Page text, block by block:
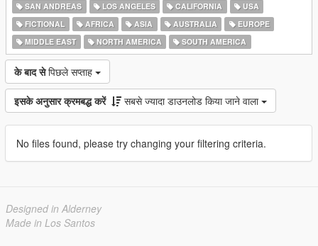
SAN ANDREAS
LOS ANGELES CALIFORNIA
USA
FICTIONAL
AFRICA ASIA AUSTRALIA
EUROPE
MIDDLE EAST
NORTH AMERICA SOUTH AMERICA
के बाद से पिछले सप्ताह
इसके अनुसार क्रमबद्ध करें सबसे ज्यादा डाउनलोड किया जाने वाला
No files found, please try changing your filtering criteria.
Designed in Alderney
Made in Los Santos